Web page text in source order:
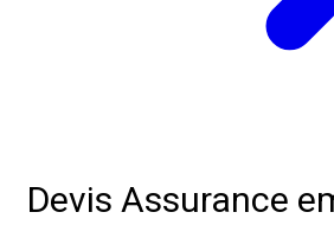
Devis Assurance